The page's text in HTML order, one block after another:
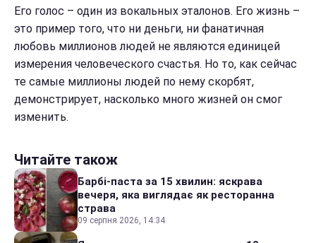
Его голос – один из вокальных эталонов. Его жизнь –
это пример того, что ни деньги, ни фанатичная
любовь миллионов людей не являются единицей
измерения человеческого счастья. Но то, как сейчас
те самые миллионы людей по нему скорбят,
демонстрирует, насколько много жизней он смог
изменить.
Читайте також
Барбі-паста за 15 хвилин: яскрава
вечеря, яка виглядає як ресторанна
страва
09 серпня 2026, 14:34